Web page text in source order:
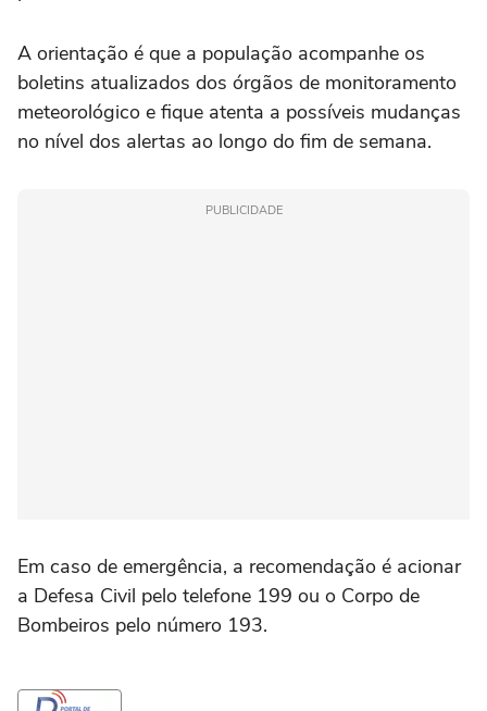
A orientação é que a população acompanhe os
boletins atualizados dos órgãos de monitoramento
meteorológico e fique atenta a possíveis mudanças
no nível dos alertas ao longo do fim de semana.
PUBLICIDADE
Em caso de emergência, a recomendação é acionar
a Defesa Civil pelo telefone 199 ou o Corpo de
Bombeiros pelo número 193.